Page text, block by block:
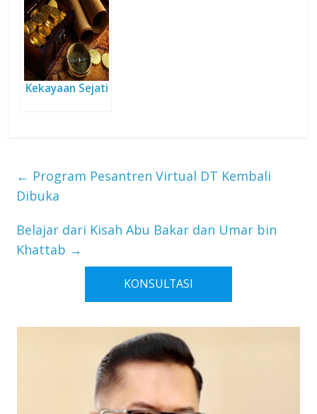
Kekayaan Sejati
← Program Pesantren Virtual DT Kembali
Dibuka
Belajar dari Kisah Abu Bakar dan Umar bin
Khattab →
KONSULTASI